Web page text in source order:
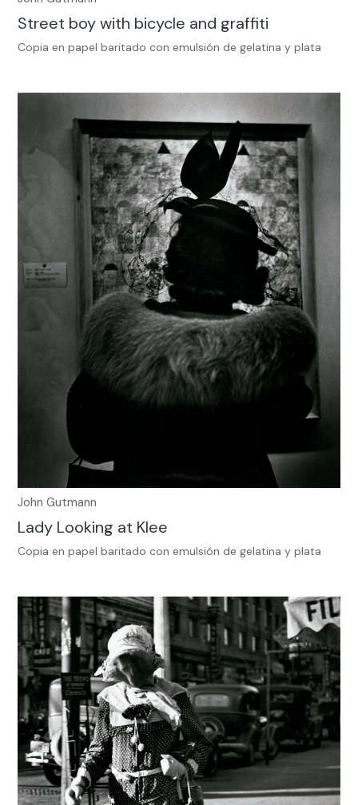
Street boy with bicycle and graffiti
Copia en papel baritado con emulsión de gelatina y plata
John Gutmann
Lady Looking at Klee
Copia en papel baritado con emulsión de gelatina y plata